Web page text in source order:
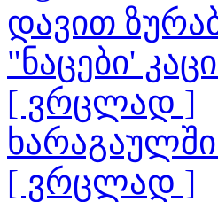
დავით
"ნაცები'
[ ვრცლად ]
[ ვრცლად ]